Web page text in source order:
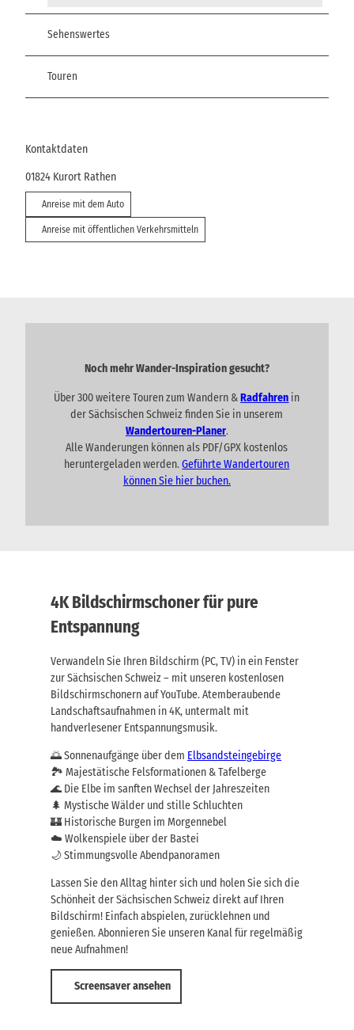
Sehenswertes
Touren
Kontaktdaten
01824 Kurort Rathen
Anreise mit dem Auto
Anreise mit öffentlichen Verkehrsmitteln
Noch mehr Wander-Inspiration gesucht?
Über 300 weitere Touren zum Wandern &Radfahren in
der Sächsischen Schweiz finden Sie in unserem
Wandertouren-Planer.
Alle Wanderungen können als PDF/GPX kostenlos
heruntergeladen werden.Geführte Wandertouren
können Sie hier buchen.
4K Bildschirmschoner für pure
Entspannung
Verwandeln Sie Ihren Bildschirm (PC, TV) in ein Fenster
zur Sächsischen Schweiz – mit unseren kostenlosen
Bildschirmschonern auf YouTube. Atemberaubende
Landschaftsaufnahmen in 4K, untermalt mit
handverlesener Entspannungsmusik.
🌅 Sonnenaufgänge über dem Elbsandsteingebirge
🏞️ Majestätische Felsformationen & Tafelberge
🌊 Die Elbe im sanften Wechsel der Jahreszeiten
🌲 Mystische Wälder und stille Schluchten
🏰 Historische Burgen im Morgennebel
☁️ Wolkenspiele über der Bastei
🌙 Stimmungsvolle Abendpanoramen
Lassen Sie den Alltag hinter sich und holen Sie sich die
Schönheit der Sächsischen Schweiz direkt auf Ihren
Bildschirm! Einfach abspielen, zurücklehnen und
genießen. Abonnieren Sie unseren Kanal für regelmäßig
neue Aufnahmen!
Screensaver ansehen